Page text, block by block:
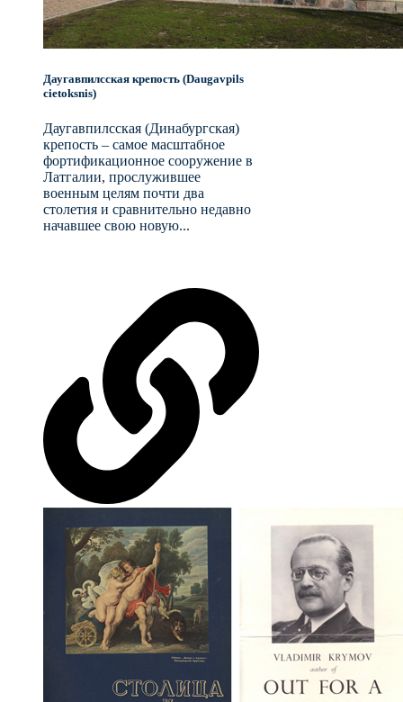
Даугавпилсская крепость (Daugavpils
cietoksnis)
Даугавпилсская (Динабургская)
крепость – самое масштабное
фортификационное сооружение в
Латгалии, прослужившее
военным целям почти два
столетия и сравнительно недавно
начавшее свою новую...